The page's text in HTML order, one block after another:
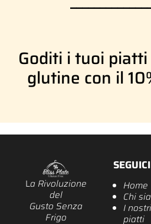
Goditi i tuoi
glutine con il
La Rivoluzione
del
Gusto Senza
Frigo
SEGUICI
Home
Chi
I nostri
piatti